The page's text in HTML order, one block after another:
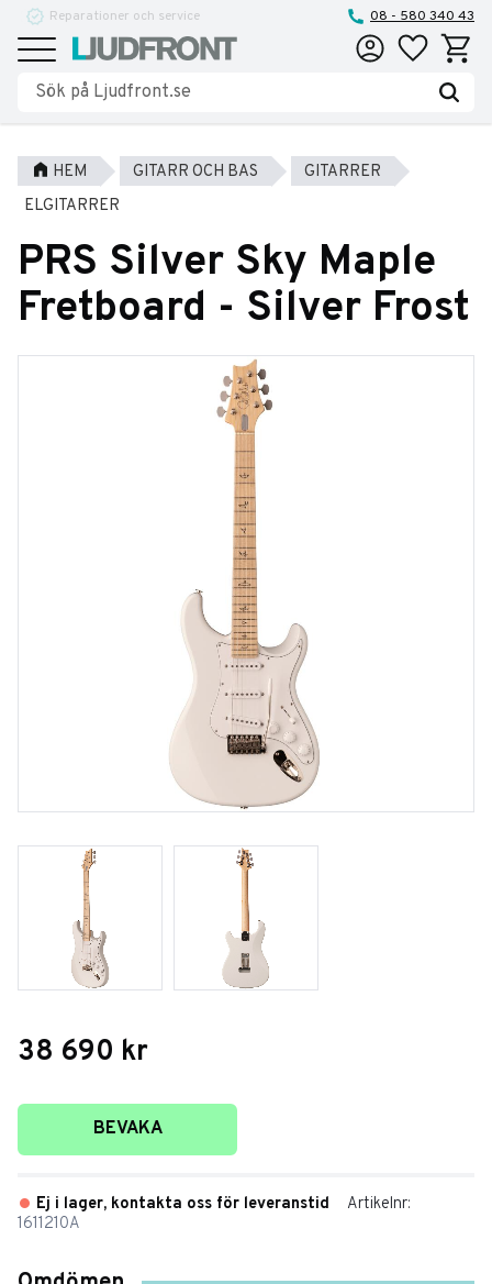
Meny
Reparationer och service 08 - 580 340 43
Favoriter
HEM GITARR OCH BAS
GITARRER
ELGITARRER
PRS Silver Sky Maple
Fretboard - Silver Frost
38 690 kr
Lägg till i favoriter
BEVAKA
Ej i lager, kontakta oss för leveranstid
Artikelnr
1611210A